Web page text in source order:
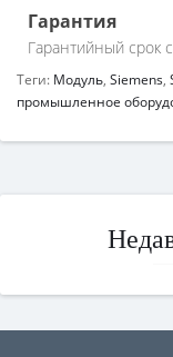
Гарантия
Гарантийный срок
Теги: Модуль, Siemens,
промышленное